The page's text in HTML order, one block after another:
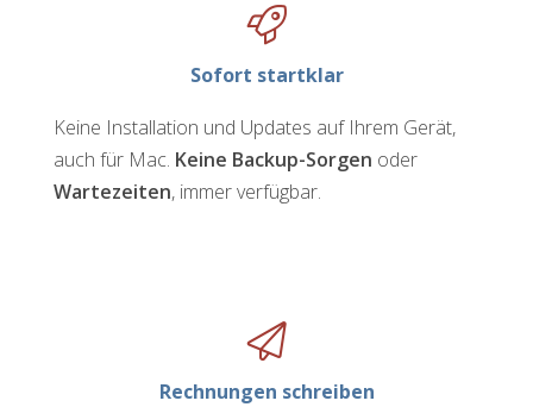
Sofort startklar
Keine Installation und Updates auf Ihrem Gerät,
auch für Mac. Keine Backup-Sorgen oder
Wartezeiten, immer verfügbar.
Rechnungen schreiben